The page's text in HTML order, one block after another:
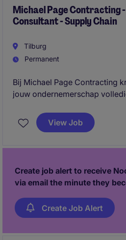
applications.
Michael Page Contracting
Consultant - Supply Chain
Tilburg
Permanent
Bij Michael Page Contracting
jouw ondernemerschap
kandidaat: jij bouwt je eigen
zorgt dat de beste
View Job
Create job alert to receive
via email the minute they
Create Job Alert